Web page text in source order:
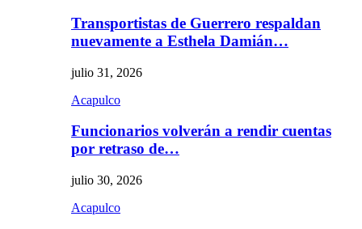
Transportistas de Guerrero respaldan
nuevamente a Esthela Damián…
julio 31, 2026
Acapulco
Funcionarios volverán a rendir cuentas
por retraso de…
julio 30, 2026
Acapulco